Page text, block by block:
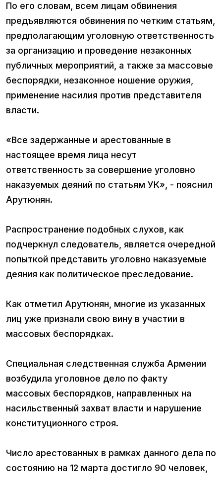
По его словам, всем лицам обвинения
предъявляются обвинения по четким статьям,
предполагающим уголовную ответственность
за организацию и проведение незаконных
публичных мероприятий, а также за массовые
беспорядки, незаконное ношение оружия,
применение насилия против представителя
власти.
«Все задержанные и арестованные в
настоящее время лица несут
ответственность за совершение уголовно
наказуемых деяний по статьям УК», - пояснил
Арутюнян.
Распространение подобных слухов, как
подчеркнул следователь, является очередной
попыткой представить уголовно наказуемые
деяния как политическое преследование.
Как отметил Арутюнян, многие из указанных
лиц уже признали свою вину в участии в
массовых беспорядках.
Специальная следственная служба Армении
возбудила уголовное дело по факту
массовых беспорядков, направленных на
насильственный захват власти и нарушение
конституционного строя.
Число арестованных в рамках данного дела по
состоянию на 12 марта достигло 90 человек,